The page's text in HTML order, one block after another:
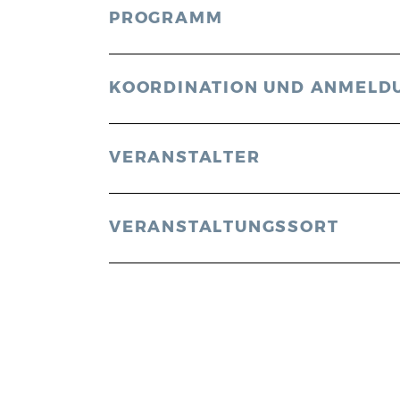
PROGRAMM
KOORDINATION UND
VERANSTALTER
VERANSTALTUNGSSORT